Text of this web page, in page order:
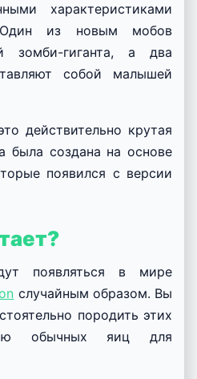
характеристиками
из новым мобов
зомби-гиганта, а два
собой малышей
действительно крутая
была создана на основе
появился с версии
появляться в мире
случайным образом. Вы
породить этих
обычных яиц для